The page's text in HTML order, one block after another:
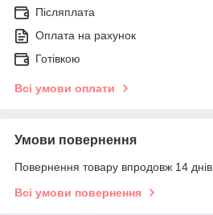
Післяплата
Оплата на рахунок
Готівкою
Всі умови оплати
Умови повернення
Повернення товару впродовж 14
Всі умови повернення